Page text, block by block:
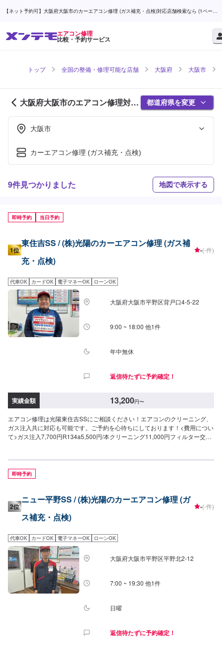
【ネット予約可】大阪府大阪市のカーエアコン修理 (ガス補充・点検)対応店舗検索なら (1ページ
エアコン修理
比較・予約サービス
トップ 全国の整備・修理可能な店舗 大阪府 大阪市
大阪府大阪市のエアコン修理対応
店舗紹介 (1ページ目)
都道府県を変更
大阪市
カーエアコン修理 (ガス補充・点検)
9件見つかりました 地図で表示する
即時予約 当日予約
1位
東住吉SS / (株)光陽のカーエアコン修理 (ガス補
充・点検)
-(-件)
代車OK カードOK 電子マネーOK ローンOK
大阪府大阪市平野区背戸口4-5-22
9:00 ~ 18:00 他1件
年中無休
返信待たずに予約確定！
実績金額 13,200円〜
エアコン修理は光陽東住吉SSにご相談ください！エアコンのクリーニング、
ガス注入共に対応も可能です。ご予約を心待ちにしております！<費用につい
て>ガス注入7,700円R134a5,500円/本クリーニング11,000円フィルター交換
即時予約
2位
ニュー平野SS / (株)光陽のカーエアコン修理 (ガ
ス補充・点検)
-(-件)
代車OK カードOK 電子マネーOK ローンOK
大阪府大阪市平野区平野北2-12
7:00 ~ 19:30 他1件
日曜
返信待たずに予約確定！